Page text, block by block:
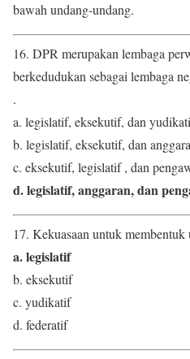
bawah undang-undang.
16. DPR merupakan lembaga
berkedudukan sebagai lembaga
.
a. legislatif, eksekutif, dan
b. legislatif, eksekutif, dan
c. eksekutif, legislatif , dan
d. legislatif, anggaran, dan
17. Kekuasaan untuk
a. legislatif
b. eksekutif
c. yudikatif
d. federatif